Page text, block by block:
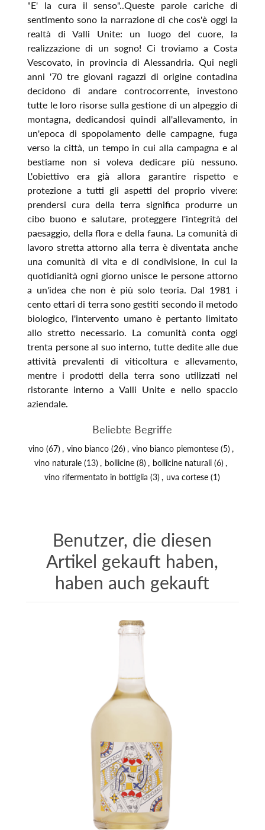
"E' la cura il senso"..Queste parole cariche di
sentimento sono la narrazione di che cos'è oggi la
realtà di Valli Unite: un luogo del cuore, la
realizzazione di un sogno! Ci troviamo a Costa
Vescovato, in provincia di Alessandria. Qui negli
anni '70 tre giovani ragazzi di origine contadina
decidono di andare controcorrente, investono
tutte le loro risorse sulla gestione di un alpeggio di
montagna, dedicandosi quindi all'allevamento, in
un'epoca di spopolamento delle campagne, fuga
verso la città, un tempo in cui alla campagna e al
bestiame non si voleva dedicare più nessuno.
L'obiettivo era già allora garantire rispetto e
protezione a tutti gli aspetti del proprio vivere:
prendersi cura della terra significa produrre un
cibo buono e salutare, proteggere l'integrità del
paesaggio, della flora e della fauna. La comunità di
lavoro stretta attorno alla terra è diventata anche
una comunità di vita e di condivisione, in cui la
quotidianità ogni giorno unisce le persone attorno
a un'idea che non è più solo teoria. Dal 1981 i
cento ettari di terra sono gestiti secondo il metodo
biologico, l'intervento umano è pertanto limitato
allo stretto necessario. La comunità conta oggi
trenta persone al suo interno, tutte dedite alle due
attività prevalenti di viticoltura e allevamento,
mentre i prodotti della terra sono utilizzati nel
ristorante interno a Valli Unite e nello spaccio
aziendale.
Beliebte Begriffe
vino (67) , vino bianco (26) , vino bianco piemontese (5) ,
vino naturale (13) , bollicine (8) , bollicine naturali (6) ,
vino rifermentato in bottiglia (3) , uva cortese (1)
Benutzer, die diesen
Artikel gekauft haben,
haben auch gekauft